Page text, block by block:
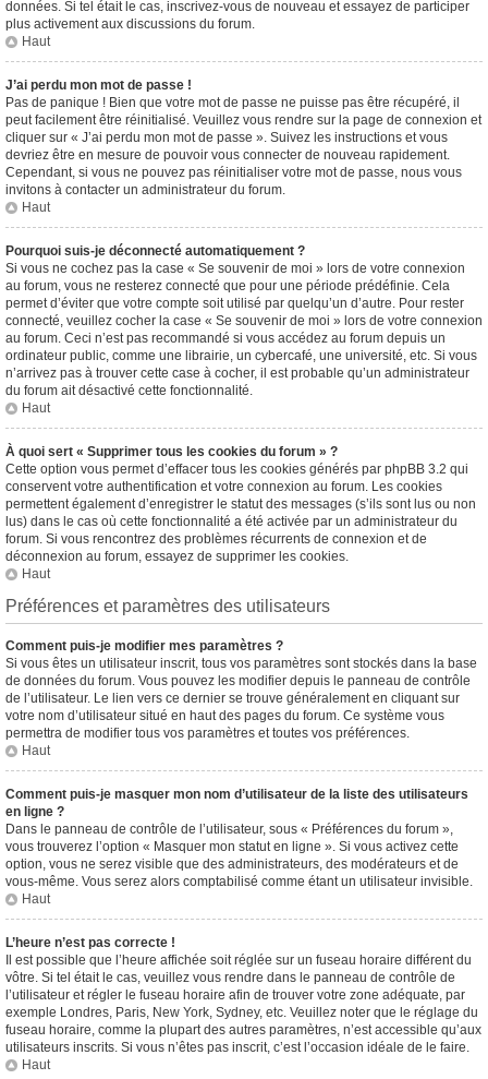
données. Si tel était le cas, inscrivez-vous de nouveau et essayez de participer
plus activement aux discussions du forum.
Haut
J’ai perdu mon mot de passe !
Pas de panique ! Bien que votre mot de passe ne puisse pas être récupéré, il
peut facilement être réinitialisé. Veuillez vous rendre sur la page de connexion et
cliquer sur « J’ai perdu mon mot de passe ». Suivez les instructions et vous
devriez être en mesure de pouvoir vous connecter de nouveau rapidement.
Cependant, si vous ne pouvez pas réinitialiser votre mot de passe, nous vous
invitons à contacter un administrateur du forum.
Haut
Pourquoi suis-je déconnecté automatiquement ?
Si vous ne cochez pas la case « Se souvenir de moi » lors de votre connexion
au forum, vous ne resterez connecté que pour une période prédéfinie. Cela
permet d’éviter que votre compte soit utilisé par quelqu’un d’autre. Pour rester
connecté, veuillez cocher la case « Se souvenir de moi » lors de votre connexion
au forum. Ceci n’est pas recommandé si vous accédez au forum depuis un
ordinateur public, comme une librairie, un cybercafé, une université, etc. Si vous
n’arrivez pas à trouver cette case à cocher, il est probable qu’un administrateur
du forum ait désactivé cette fonctionnalité.
Haut
À quoi sert « Supprimer tous les cookies du forum » ?
Cette option vous permet d’effacer tous les cookies générés par phpBB 3.2 qui
conservent votre authentification et votre connexion au forum. Les cookies
permettent également d’enregistrer le statut des messages (s’ils sont lus ou non
lus) dans le cas où cette fonctionnalité a été activée par un administrateur du
forum. Si vous rencontrez des problèmes récurrents de connexion et de
déconnexion au forum, essayez de supprimer les cookies.
Haut
Préférences et paramètres des utilisateurs
Comment puis-je modifier mes paramètres ?
Si vous êtes un utilisateur inscrit, tous vos paramètres sont stockés dans la base
de données du forum. Vous pouvez les modifier depuis le panneau de contrôle
de l’utilisateur. Le lien vers ce dernier se trouve généralement en cliquant sur
votre nom d’utilisateur situé en haut des pages du forum. Ce système vous
permettra de modifier tous vos paramètres et toutes vos préférences.
Haut
Comment puis-je masquer mon nom d’utilisateur de la liste des utilisateurs
en ligne ?
Dans le panneau de contrôle de l’utilisateur, sous « Préférences du forum »,
vous trouverez l’option « Masquer mon statut en ligne ». Si vous activez cette
option, vous ne serez visible que des administrateurs, des modérateurs et de
vous-même. Vous serez alors comptabilisé comme étant un utilisateur invisible.
Haut
L’heure n’est pas correcte !
Il est possible que l’heure affichée soit réglée sur un fuseau horaire différent du
vôtre. Si tel était le cas, veuillez vous rendre dans le panneau de contrôle de
l’utilisateur et régler le fuseau horaire afin de trouver votre zone adéquate, par
exemple Londres, Paris, New York, Sydney, etc. Veuillez noter que le réglage du
fuseau horaire, comme la plupart des autres paramètres, n’est accessible qu’aux
utilisateurs inscrits. Si vous n’êtes pas inscrit, c’est l’occasion idéale de le faire.
Haut